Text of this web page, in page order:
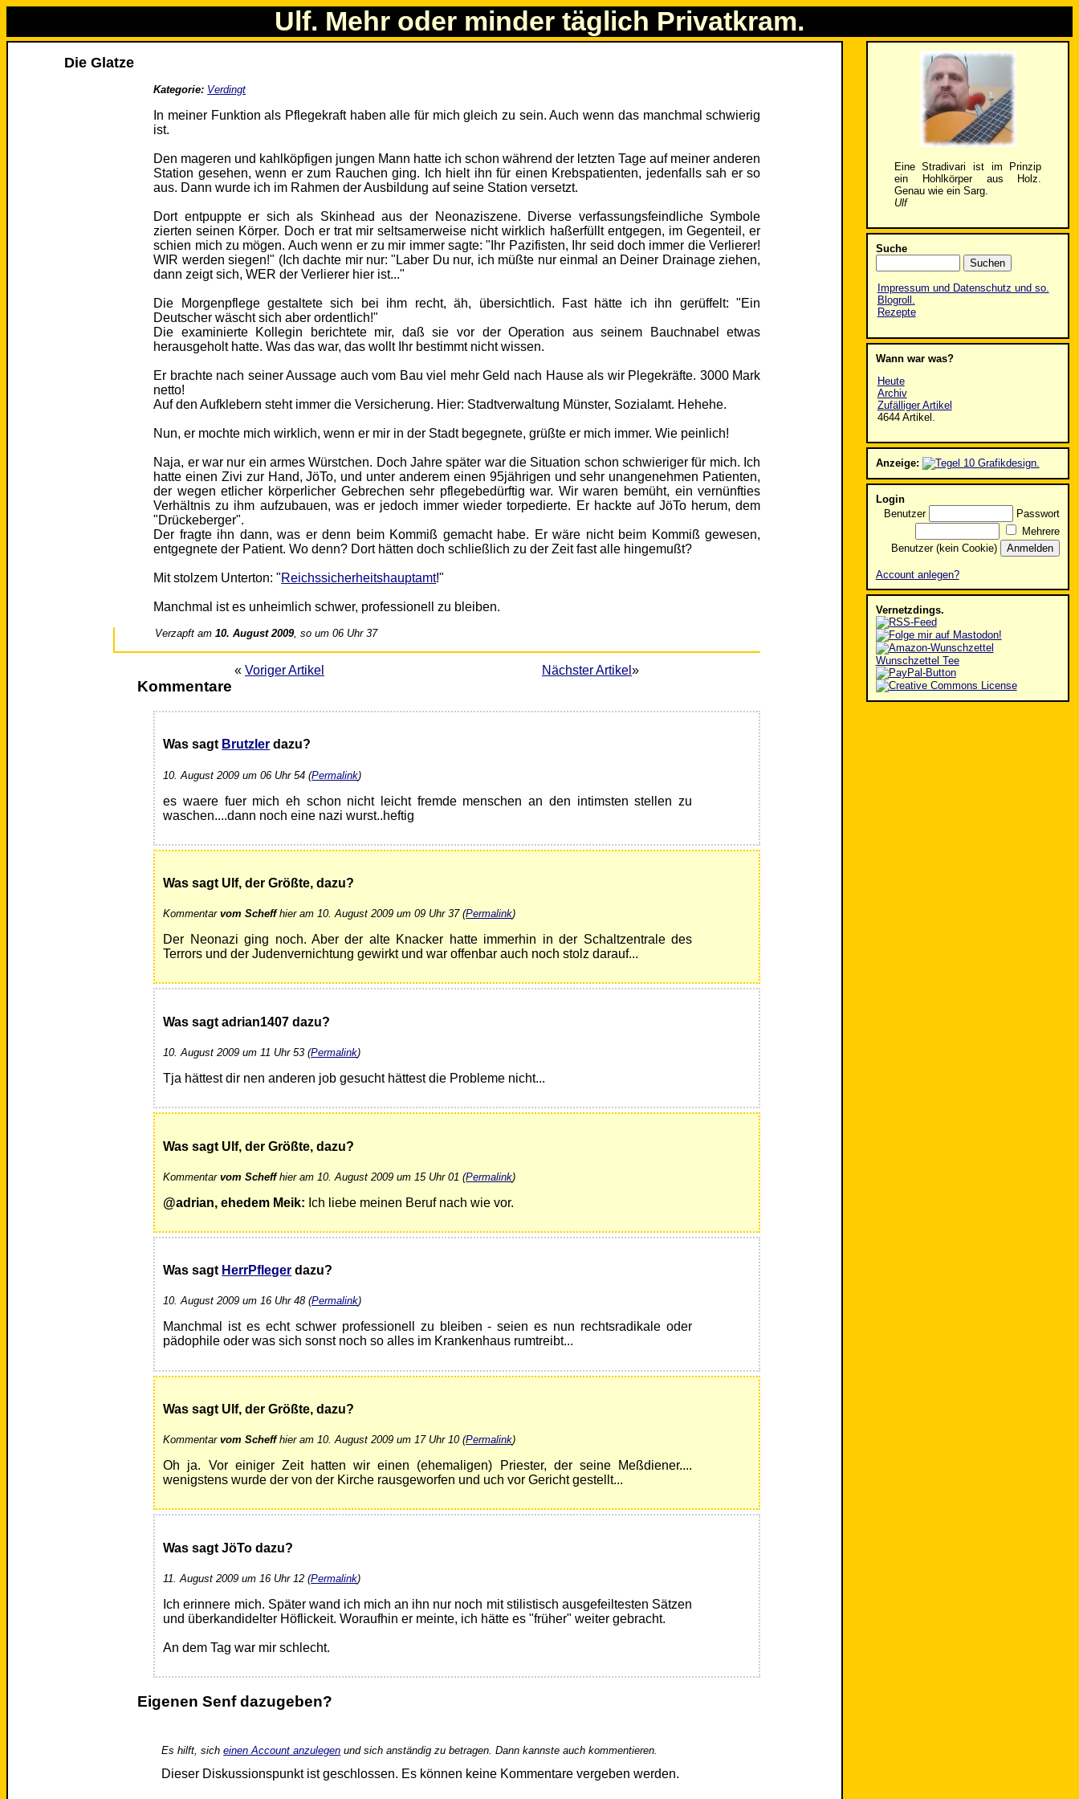
Ulf. Mehr oder minder täglich Privatkram.
Die Glatze
Kategorie: Verdingt
In meiner Funktion als Pflegekraft haben alle für mich gleich zu sein. Auch wenn das manchmal schwierig
ist.
Den mageren und kahlköpfigen jungen Mann hatte ich schon während der letzten Tage auf meiner anderen
Station gesehen, wenn er zum Rauchen ging. Ich hielt ihn für einen Krebspatienten, jedenfalls sah er so
aus. Dann wurde ich im Rahmen der Ausbildung auf seine Station versetzt.
Dort entpuppte er sich als Skinhead aus der Neonaziszene. Diverse verfassungsfeindliche Symbole
zierten seinen Körper. Doch er trat mir seltsamerweise nicht wirklich haßerfüllt entgegen, im Gegenteil, er
schien mich zu mögen. Auch wenn er zu mir immer sagte: "Ihr Pazifisten, Ihr seid doch immer die Verlierer!
WIR werden siegen!" (Ich dachte mir nur: "Laber Du nur, ich müßte nur einmal an Deiner Drainage ziehen,
dann zeigt sich, WER der Verlierer hier ist..."
Die Morgenpflege gestaltete sich bei ihm recht, äh, übersichtlich. Fast hätte ich ihn gerüffelt: "Ein
Deutscher wäscht sich aber ordentlich!"
Die examinierte Kollegin berichtete mir, daß sie vor der Operation aus seinem Bauchnabel etwas
herausgeholt hatte. Was das war, das wollt Ihr bestimmt nicht wissen.
Er brachte nach seiner Aussage auch vom Bau viel mehr Geld nach Hause als wir Plegekräfte. 3000 Mark
netto!
Auf den Aufklebern steht immer die Versicherung. Hier: Stadtverwaltung Münster, Sozialamt. Hehehe.
Nun, er mochte mich wirklich, wenn er mir in der Stadt begegnete, grüßte er mich immer. Wie peinlich!
Naja, er war nur ein armes Würstchen. Doch Jahre später war die Situation schon schwieriger für mich. Ich
hatte einen Zivi zur Hand, JöTo, und unter anderem einen 95jährigen und sehr unangenehmen Patienten,
der wegen etlicher körperlicher Gebrechen sehr pflegebedürftig war. Wir waren bemüht, ein vernünfties
Verhältnis zu ihm aufzubauen, was er jedoch immer wieder torpedierte. Er hackte auf JöTo herum, dem
"Drückeberger".
Der fragte ihn dann, was er denn beim Kommiß gemacht habe. Er wäre nicht beim Kommiß gewesen,
entgegnete der Patient. Wo denn? Dort hätten doch schließlich zu der Zeit fast alle hingemußt?
Mit stolzem Unterton: "Reichssicherheitshauptamt!"
Manchmal ist es unheimlich schwer, professionell zu bleiben.
Verzapft am10. August 2009, so um 06 Uhr 37
« Voriger Artikel Nächster Artikel »
Kommentare
Was sagt Brutzler dazu?
10. August 2009 um 06 Uhr 54 (Permalink)
es waere fuer mich eh schon nicht leicht fremde menschen an den intimsten stellen zu
waschen....dann noch eine nazi wurst..heftig
Was sagt Ulf, der Größte, dazu?
Kommentarvom Scheffhier am 10. August 2009 um 09 Uhr 37 (Permalink)
Der Neonazi ging noch. Aber der alte Knacker hatte immerhin in der Schaltzentrale des
Terrors und der Judenvernichtung gewirkt und war offenbar auch noch stolz darauf...
Was sagt adrian1407 dazu?
10. August 2009 um 11 Uhr 53 (Permalink)
Tja hättest dir nen anderen job gesucht hättest die Probleme nicht...
Was sagt Ulf, der Größte, dazu?
Kommentarvom Scheffhier am 10. August 2009 um 15 Uhr 01 (Permalink)
@adrian, ehedem Meik: Ich liebe meinen Beruf nach wie vor.
Was sagt HerrPfleger dazu?
10. August 2009 um 16 Uhr 48 (Permalink)
Manchmal ist es echt schwer professionell zu bleiben - seien es nun rechtsradikale oder
pädophile oder was sich sonst noch so alles im Krankenhaus rumtreibt...
Was sagt Ulf, der Größte, dazu?
Kommentarvom Scheffhier am 10. August 2009 um 17 Uhr 10 (Permalink)
Oh ja. Vor einiger Zeit hatten wir einen (ehemaligen) Priester, der seine Meßdiener....
wenigstens wurde der von der Kirche rausgeworfen und uch vor Gericht gestellt...
Was sagt JöTo dazu?
11. August 2009 um 16 Uhr 12 (Permalink)
Ich erinnere mich. Später wand ich mich an ihn nur noch mit stilistisch ausgefeiltesten Sätzen
und überkandidelter Höflickeit. Woraufhin er meinte, ich hätte es "früher" weiter gebracht.
An dem Tag war mir schlecht.
Eigenen Senf dazugeben?
Es hilft, sicheinen Account anzulegen und sich anständig zu betragen. Dann kannste auch kommentieren.
Dieser Diskussionspunkt ist geschlossen. Es können keine Kommentare vergeben werden.
Eine Stradivari ist im Prinzip
ein Hohlkörper aus Holz.
Genau wie ein Sarg.
Ulf
Suche
Impressum und Datenschutz und so.
Blogroll.
Rezepte
Wann war was?
Heute
Archiv
Zufälliger Artikel
4644 Artikel.
Anzeige:
Login
Benutzer
Passwort
Mehrere
Benutzer (kein Cookie)
Account anlegen?
Vernetzdings.
Wunschzettel Tee